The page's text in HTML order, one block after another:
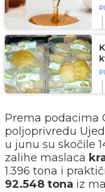
Prema podacima
poljoprivredu
u junu su skočile
zalihe maslaca
1.396 tona i
92.548 tona iz